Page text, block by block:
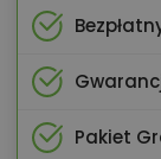
Pakiet